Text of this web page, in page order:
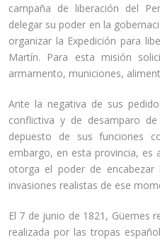
campaña de liberación del
delegar su poder en la
organizar la Expedición para
Martín. Para esta misión
armamento, municiones,
Ante la negativa de sus
conflictiva y de desamparo
depuesto de sus funciones
embargo, en esta provincia, es
otorga el poder de
invasiones realistas de ese
El 7 de junio de 1821, Güemes
realizada por las tropas